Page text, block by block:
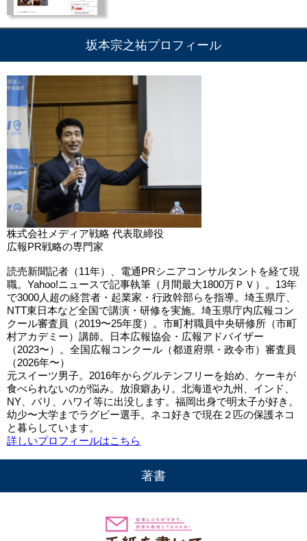
坂本宗之祐プロフィール
株式会社メディア戦略 代表取締役
広報PR戦略の専門家
読売新聞記者（11年）、電通PRシニアコンサルタントを経て現
職。Yahoo!ニュースで記事執筆（月間最大1800万ＰＶ）。13年
で3000人超の経営者・起業家・行政幹部らを指導。埼玉県庁、
NTT東日本など全国で講演・研修を実施。埼玉県庁内広報コン
クール審査員（2019〜25年度）。市町村職員中央研修所（市町
村アカデミー）講師。日本広報協会・広報アドバイザー
（2023〜）。全国広報コンクール（都道府県・政令市）審査員
（2026年〜）
元スイーツ男子。2016年からグルテンフリーを始め、ケーキが
食べられないのが悩み。放浪癖あり。北海道や九州、インド、
NY、パリ、ハワイ等に出没します。福岡出身で明太子が好き。
幼少〜大学までラグビー選手。ネコ好きで現在２匹の保護ネコ
と暮らしています。
詳しいプロフィールはこちら
著書